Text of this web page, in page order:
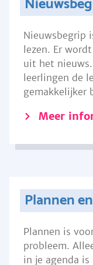
Nieuwsbegrip
lezen. Er
uit het nieuws.
leerlingen de
gemakkelijker
Meer
Plannen
Plannen is
probleem.
in je agenda